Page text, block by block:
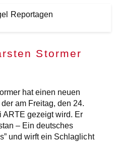
Stormer
hat einen neuen
am Freitag, den 24.
ARTE gezeigt wird. Er
– Ein deutsches
und wirft ein Schlaglicht